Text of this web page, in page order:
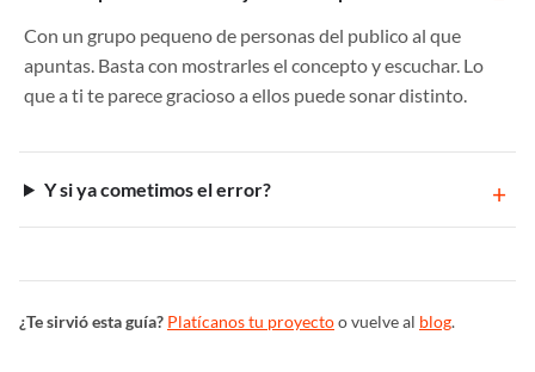
Con un grupo pequeno de personas del publico al que
apuntas. Basta con mostrarles el concepto y escuchar. Lo
que a ti te parece gracioso a ellos puede sonar distinto.
Y si ya cometimos el error?
¿Te sirvió esta guía? Platícanos tu proyectoo vuelve al blog.